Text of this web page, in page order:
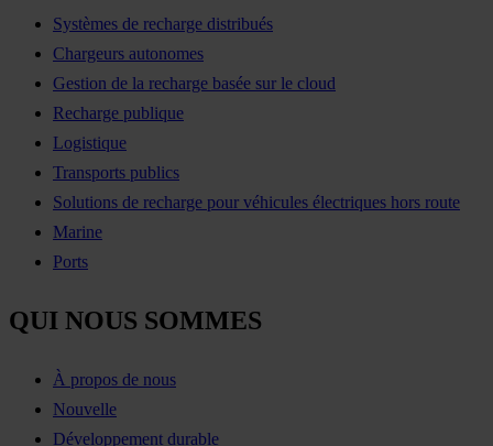
Systèmes de recharge distribués
Chargeurs autonomes
Gestion de la recharge basée sur le cloud
Recharge publique
Logistique
Transports publics
Solutions de recharge pour véhicules électriques hors route
Marine
Ports
QUI NOUS SOMMES
À propos de nous
Nouvelle
Développement durable